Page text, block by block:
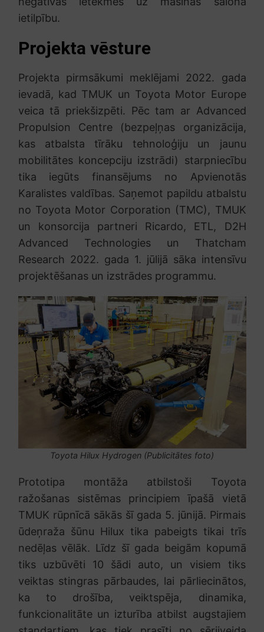
ietilpību.
Projekta vēsture
Projekta pirmsākumi meklējami 2022. gada
ievadā, kad TMUK un Toyota Motor Europe
veica tā priekšizpēti. Pēc tam ar Advanced
Propulsion Centre (bezpeļņas organizācija,
kas atbalsta tīrāku tehnoloģiju un jaunu
mobilitātes koncepciju izstrādi) starpniecību
tika iegūts finansējums no Apvienotās
Karalistes valdības. Saņemot papildu atbalstu
no Toyota Motor Corporation (TMC), TMUK
un konsorcija partneri Ricardo, ETL, D2H
Advanced Technologies un Thatcham
Research 2022. gada 1. jūlijā sāka intensīvu
projektēšanas un izstrādes programmu.
Toyota Hilux Hydrogen (Publicitātes foto)
Prototipa montāža atbilstoši Toyota
ražošanas sistēmas principiem īpašā vietā
TMUK rūpnīcā sākās šī gada 5. jūnijā. Pirmais
ūdeņraža šūnu Hilux tika pabeigts tikai trīs
nedēļas vēlāk. Līdz šī gada beigām kopumā
tiks uzbūvēti 10 šādi auto, un visiem tiks
veiktas stingras pārbaudes, lai pārliecinātos,
ka to drošība, veiktspēja, dinamika,
funkcionalitāte un izturība atbilst augstajiem